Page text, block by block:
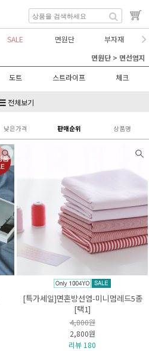
SALE 면원단
부자재
면원단 > 면선염지
도트 스트라이프 체크
전체보기
낮은가격 판매순위 상품명
[특가세일]면혼방선염-미니멈레드5종
[택1]
4,800원
2,800원
리뷰 180